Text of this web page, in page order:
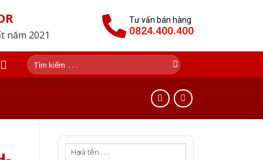
năm 2021
Tư vấn bán hàng
0824.400.400
Tìm
kiếm: